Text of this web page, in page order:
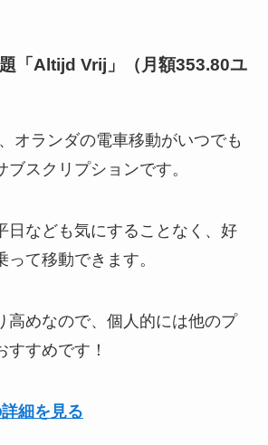
「Altijd Vrij」（月額353.80ユ
オランダの電車移動がいつでも
スクリプションです。
日なども気にすることなく、好
って移動できます。
高めなので、個人的には他のプ
すすめです！
細を見る